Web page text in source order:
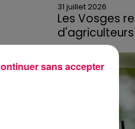
31 juillet 2026
Les Vosges
Face à la
départs de
des Vosges a
agriculteurs
sans accepter